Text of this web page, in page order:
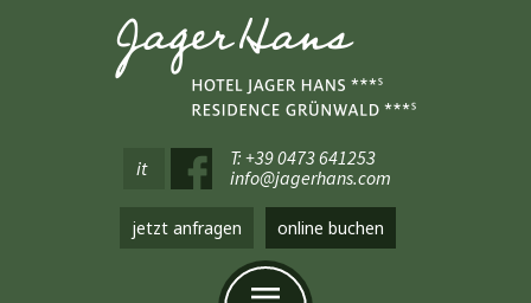
it
T: +39 0473 641253
info@jagerhans.com
jetzt anfragen online buchen